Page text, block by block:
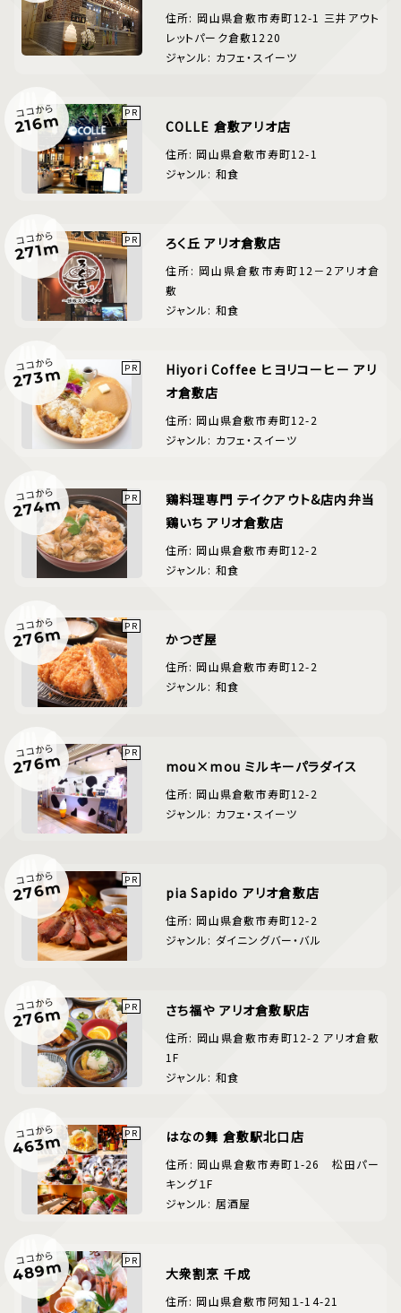
住所: 岡山県倉敷市寿町12-1 三井アウト
レットパーク倉敷1220
ジャンル: カフェ・スイーツ
ココから
216m COLLE 倉敷アリオ店
住所: 岡山県倉敷市寿町12-1
ジャンル: 和食
ココから
271m ろく丘 アリオ倉敷店
住所: 岡山県倉敷市寿町12－2アリオ倉
敷
ジャンル: 和食
ココから
273m
Hiyori Coffee ヒヨリコーヒー アリ
オ倉敷店
住所: 岡山県倉敷市寿町12-2
ジャンル: カフェ・スイーツ
ココから
274m
鶏料理専門 テイクアウト&店内弁当
鶏いち アリオ倉敷店
住所: 岡山県倉敷市寿町12-2
ジャンル: 和食
ココから
276m かつぎ屋
住所: 岡山県倉敷市寿町12-2
ジャンル: 和食
ココから
276m mou×mou ミルキーパラダイス
住所: 岡山県倉敷市寿町12-2
ジャンル: カフェ・スイーツ
ココから
276m pia Sapido アリオ倉敷店
住所: 岡山県倉敷市寿町12-2
ジャンル: ダイニングバー・バル
ココから
276m さち福や アリオ倉敷駅店
住所: 岡山県倉敷市寿町12-2 アリオ倉敷
1F
ジャンル: 和食
ココから
463m はなの舞 倉敷駅北口店
住所: 岡山県倉敷市寿町1-26 松田パー
キング１F
ジャンル: 居酒屋
ココから
489m 大衆割烹 千成
住所: 岡山県倉敷市阿知１-14-21